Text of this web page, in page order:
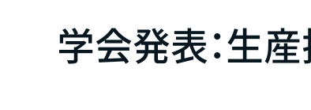
学会発表：生